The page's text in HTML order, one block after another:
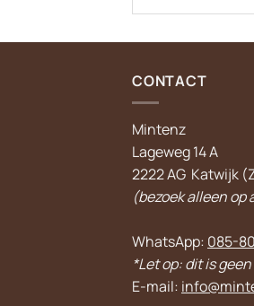
CONTACT
Mintenz
Lageweg 14 A
2222 AG Katwijk
(bezoek alleen op
WhatsApp: 085-
*Let op: dit is
E-mail: